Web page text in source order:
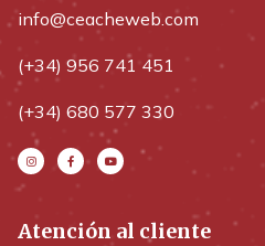
info@ceacheweb.com
(+34) 956 741 451
(+34) 680 577 330
Atención al cliente